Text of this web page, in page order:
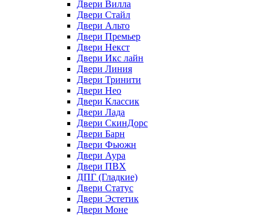
Двери Вилла
Двери Стайл
Двери Альто
Двери Премьер
Двери Некст
Двери Икс лайн
Двери Линия
Двери Тринити
Двери Нео
Двери Классик
Двери Лада
Двери СкинДорс
Двери Барн
Двери Фьюжн
Двери Аура
Двери ПВХ
ДПГ (Гладкие)
Двери Статус
Двери Эстетик
Двери Моне